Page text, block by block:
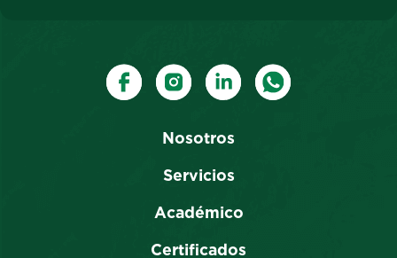
Nosotros
Servicios
Académico
Certificados